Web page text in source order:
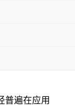
普遍在应用